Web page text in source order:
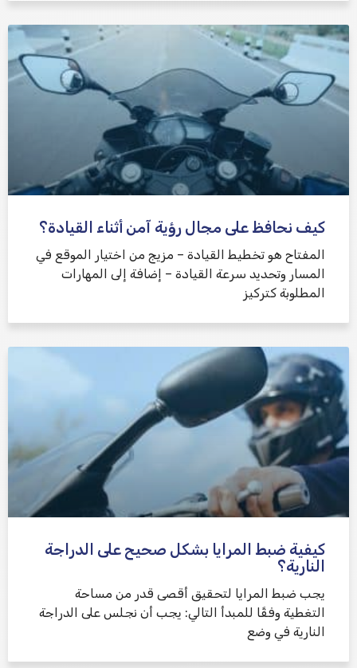
كيف نحافظ على مجال رؤية آمن أثناء القيادة؟
المفتاح هو تخطيط القيادة – مزيج من اختيار الموقع في
المسار وتحديد سرعة القيادة – إضافة إلى المهارات
المطلوبة كتركيز
كيفية ضبط المرايا بشكل صحيح على الدراجة
النارية؟
يجب ضبط المرايا لتحقيق أقصى قدر من مساحة
التغطية وفقًا للمبدأ التالي: يجب أن نجلس على الدراجة
النارية في وضع